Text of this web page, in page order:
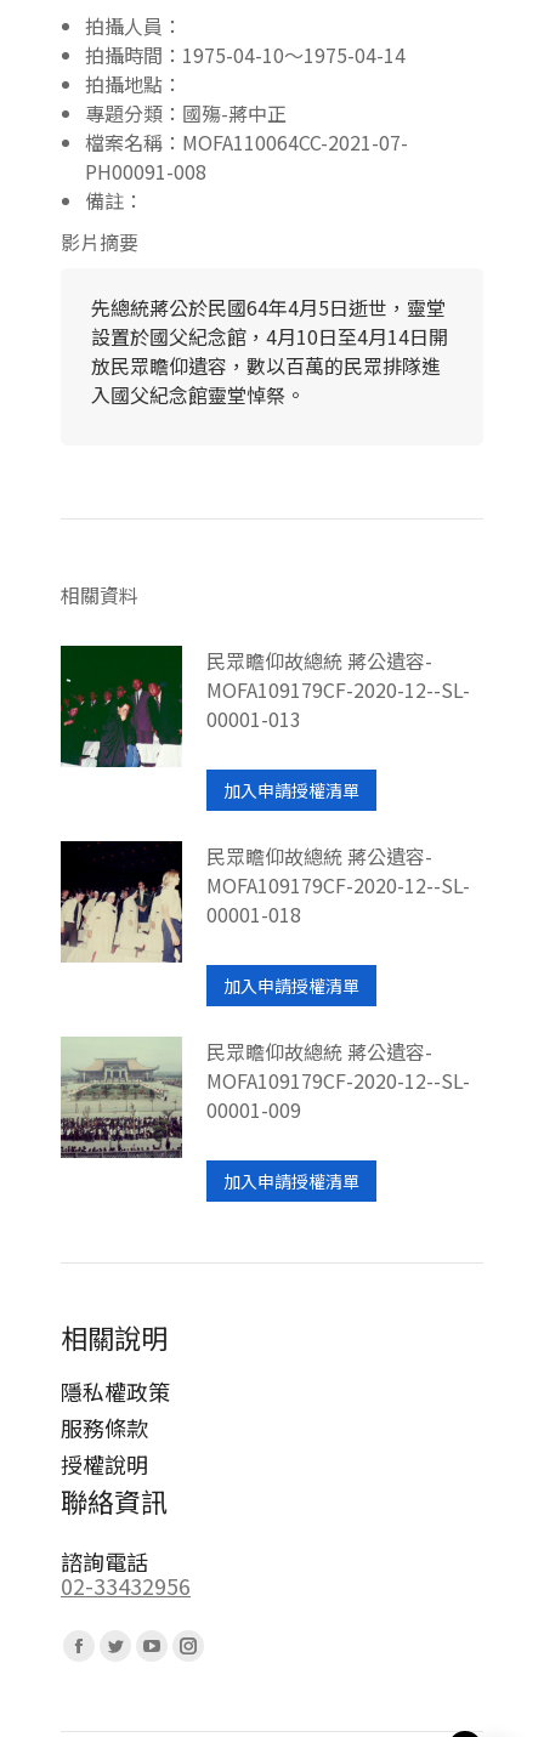
拍攝人員：
拍攝時間：1975-04-10～1975-04-14
拍攝地點：
專題分類：國殤-蔣中正
檔案名稱：MOFA110064CC-2021-07-
PH00091-008
備註：
影片摘要
先總統蔣公於民國64年4月5日逝世，靈堂
設置於國父紀念館，4月10日至4月14日開
放民眾瞻仰遺容，數以百萬的民眾排隊進
入國父紀念館靈堂悼祭。
相關資料
民眾瞻仰故總統 蔣公遺容-
MOFA109179CF-2020-12--SL-
00001-013
加入申請授權清單
民眾瞻仰故總統 蔣公遺容-
MOFA109179CF-2020-12--SL-
00001-018
加入申請授權清單
民眾瞻仰故總統 蔣公遺容-
MOFA109179CF-2020-12--SL-
00001-009
加入申請授權清單
相關說明
隱私權政策
服務條款
授權說明
聯絡資訊
諮詢電話
02-33432956
Facebook
opens
Twitter
opens
YouTube
opens
Instagram
opens